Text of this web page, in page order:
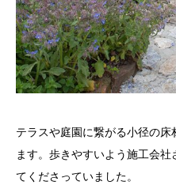
テラスや庭園に繋がる小径の
ます。歩きやすいよう施工会
てくださっていました。